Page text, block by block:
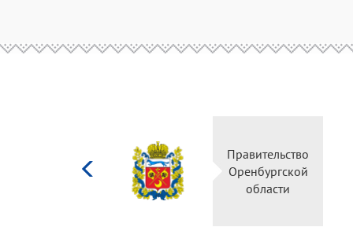
Правительство
Оренбургской
области